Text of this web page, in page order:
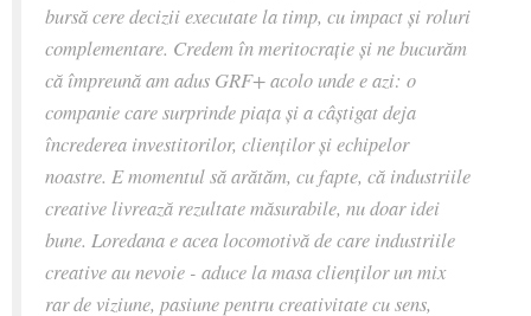
bursă cere decizii executate la timp, cu impact și roluri
complementare. Credem în meritocrație și ne bucurăm
că împreună am adus GRF+ acolo unde e azi: o
companie care surprinde piața și a câștigat deja
încrederea investitorilor, clienților și echipelor
noastre. E momentul să arătăm, cu fapte, că industriile
creative livrează rezultate măsurabile, nu doar idei
bune. Loredana e acea locomotivă de care industriile
creative au nevoie - aduce la masa clienților un mix
rar de viziune, pasiune pentru creativitate cu sens,